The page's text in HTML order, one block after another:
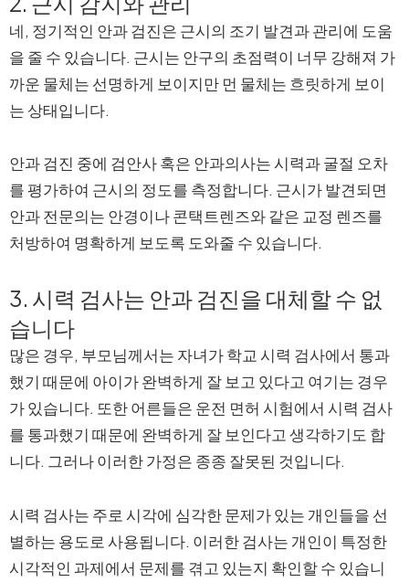
네, 정기적인 안과 검진은 근시의 조기 발견과 관리에 도움
을 줄 수 있습니다. 근시는 안구의 초점력이 너무 강해져 가
까운 물체는 선명하게 보이지만 먼 물체는 흐릿하게 보이
는 상태입니다.
안과 검진 중에 검안사 혹은 안과의사는 시력과 굴절 오차
를 평가하여 근시의 정도를 측정합니다. 근시가 발견되면
안과 전문의는 안경이나 콘택트렌즈와 같은 교정 렌즈를
처방하여 명확하게 보도록 도와줄 수 있습니다.
3. 시력 검사는 안과 검진을 대체할 수 없
습니다
많은 경우, 부모님께서는 자녀가 학교 시력 검사에서 통과
했기 때문에 아이가 완벽하게 잘 보고 있다고 여기는 경우
가 있습니다. 또한 어른들은 운전 면허 시험에서 시력 검사
를 통과했기 때문에 완벽하게 잘 보인다고 생각하기도 합
니다. 그러나 이러한 가정은 종종 잘못된 것입니다.
시력 검사는 주로 시각에 심각한 문제가 있는 개인들을 선
별하는 용도로 사용됩니다. 이러한 검사는 개인이 특정한
시각적인 과제에서 문제를 겪고 있는지 확인할 수 있습니